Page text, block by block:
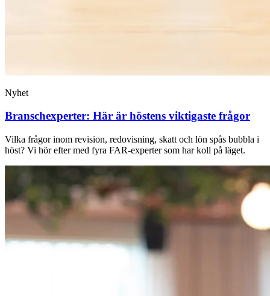
Nyhet
Branschexperter: Här är höstens viktigaste frågor
Vilka frågor inom revision, redovisning, skatt och lön spås bubbla i
höst? Vi hör efter med fyra FAR-experter som har koll på läget.